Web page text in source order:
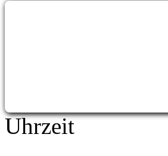
Uhrzeit